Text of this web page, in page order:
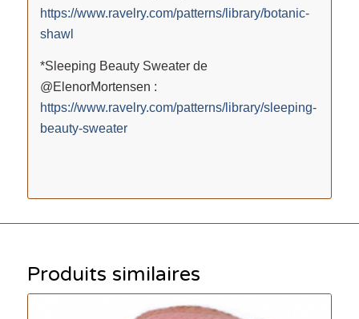
https://www.ravelry.com/patterns/library/botanic-
shawl
*Sleeping Beauty Sweater de
@ElenorMortensen :
https://www.ravelry.com/patterns/library/sleeping-
beauty-sweater
Produits similaires